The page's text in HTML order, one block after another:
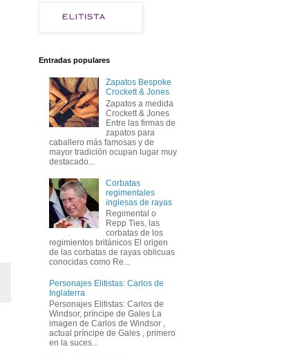
Entradas populares
Zapatos Bespoke
Crockett & Jones
Zapatos a medida
Crockett & Jones
Entre las firmas de
zapatos para
caballero más famosas y de
mayor tradición ocupan lugar muy
destacado...
Corbatas
regimentales
inglesas de rayas
Regimental o
Repp Ties, las
corbatas de los
regimientos británicos El origen
de las corbatas de rayas oblicuas
conocidas como Re...
Personajes Elitistas: Carlos de
Inglaterra
Personajes Elitistas: Carlos de
Windsor, príncipe de Gales La
imagen de Carlos de Windsor ,
actual príncipe de Gales , primero
en la suces...